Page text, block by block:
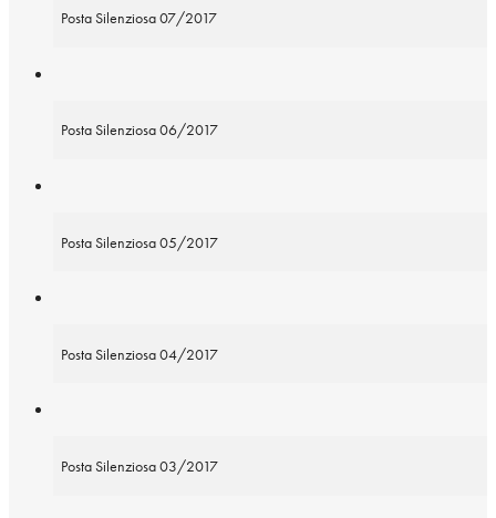
Posta Silenziosa 07/2017
Posta Silenziosa 06/2017
Posta Silenziosa 05/2017
Posta Silenziosa 04/2017
Posta Silenziosa 03/2017